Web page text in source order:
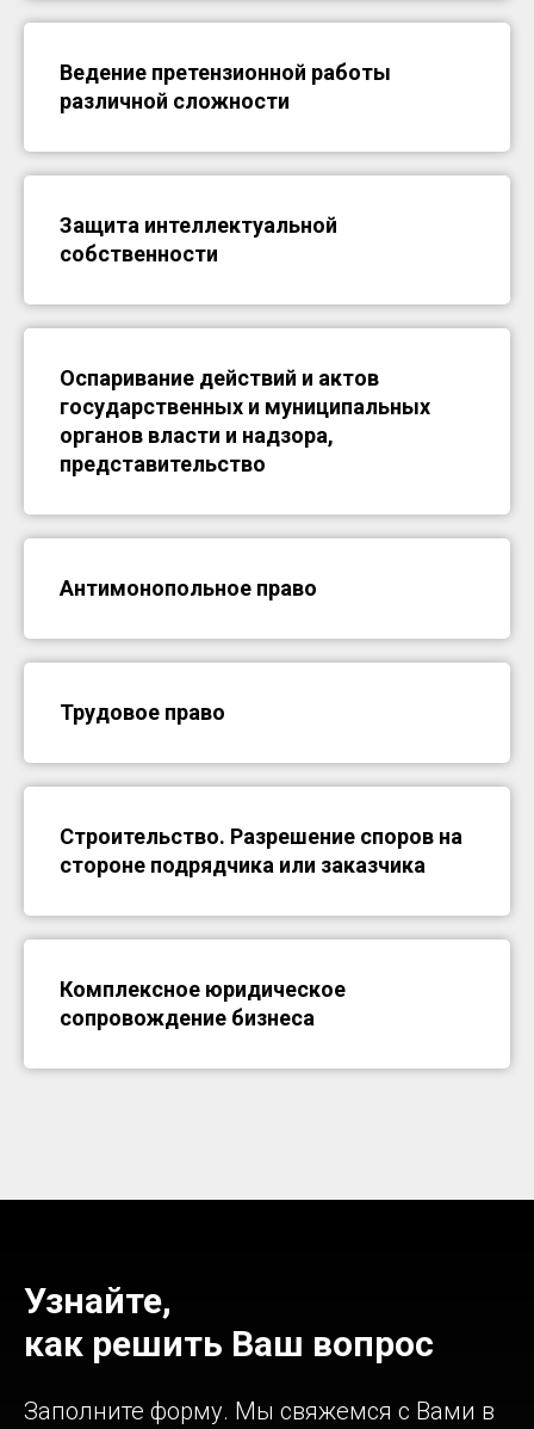
Ведение претензионной работы
различной сложности
Защита интеллектуальной
собственности
Оспаривание действий и актов
государственных и муниципальных
органов власти и надзора,
представительство
Антимонопольное право
Трудовое право
Строительство. Разрешение споров на
стороне подрядчика или заказчика
Комплексное юридическое
сопровождение бизнеса
Узнайте,
как решить Ваш вопрос
Заполните форму. Мы свяжемся с Вами в